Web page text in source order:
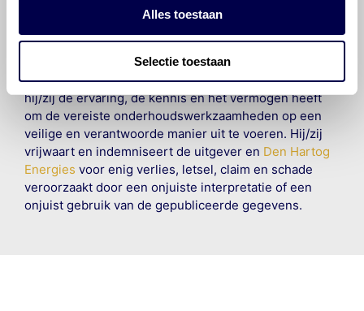
Alles toestaan
Selectie toestaan
aansprakelijkheid aanvaard, anders dan waartoe een
veroorzaakt door fouten of omissies in de verstrekte
informatie. Door deze olieaanbevelingsinformatie te
raadplegen en te gebruiken erkent de gebruiker dat
hij/zij de ervaring, de kennis en het vermogen heeft
om de vereiste onderhoudswerkzaamheden op een
veilige en verantwoorde manier uit te voeren. Hij/zij
vrijwaart en indemniseert de uitgever en Den Hartog
Energies voor enig verlies, letsel, claim en schade
veroorzaakt door een onjuiste interpretatie of een
onjuist gebruik van de gepubliceerde gegevens.